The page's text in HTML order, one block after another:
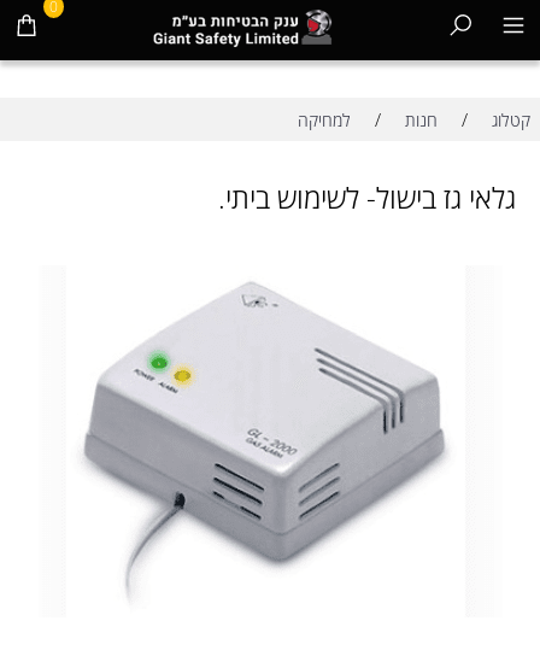
0
קטלוג / חנות / למחיקה
גלאי גז בישול- לשימוש ביתי.